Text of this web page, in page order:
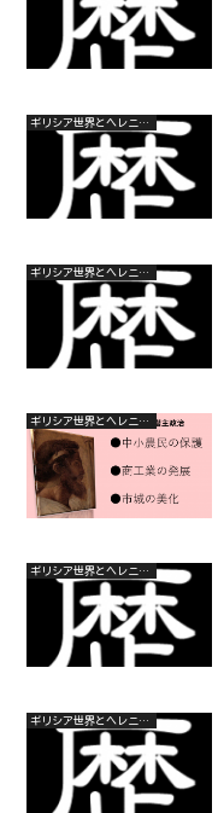
ギリシア世界とヘレニズム世界
ギリシア世界とヘレニズム世界
ギリシア世界とヘレニズム世界
ギリシア世界とヘレニズム世界
ギリシア世界とヘレニズム世界